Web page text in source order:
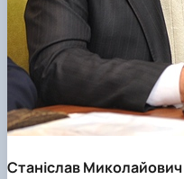
Станіслав Миколайович